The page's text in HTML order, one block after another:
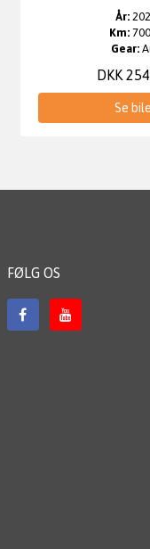
År:
Km:
Gear:
DKK
Se
FØLG OS